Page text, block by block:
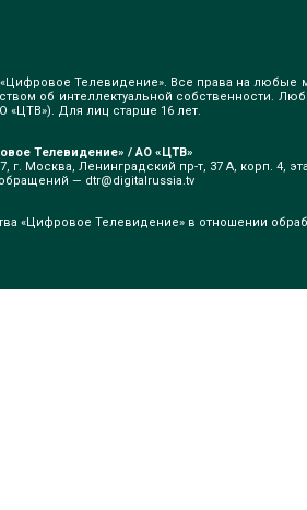
Телевидение». Все права на
об интеллектуальной собственности.
«ЦТВ»). Для лиц старше 16 лет.
Телевидение» / АО «ЦТВ»
г. Москва, Ленинградский пр-т, 37 А, корп. 4,
— dtr@digitalrussia.tv
«Цифровое Телевидение» в отношении